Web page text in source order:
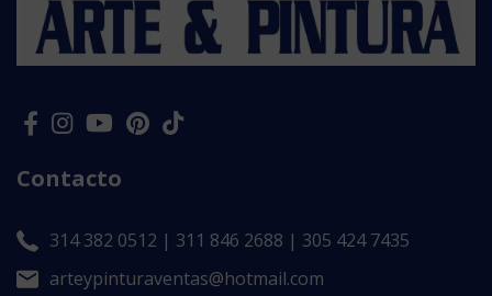
Contacto
314 382 0512 | 311 846 2688 | 305 424 7435
arteypinturaventas@hotmail.com